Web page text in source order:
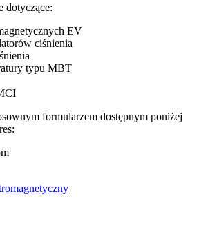
dotyczące:
EV
ciśnienia
typu MBT
formularzem dostępnym poniżej